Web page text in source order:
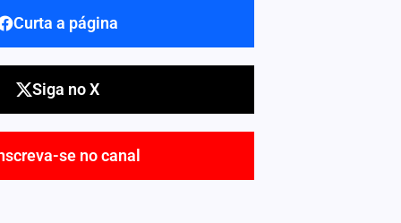
Curta a página
Siga no X
se no canal